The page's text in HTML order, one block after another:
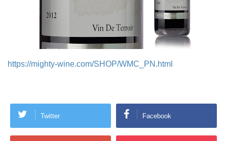
https://mighty-wine.com/SHOP/WMC_PN.html
Twitter Facebook